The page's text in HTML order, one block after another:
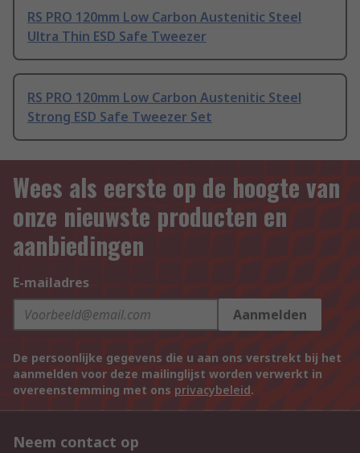
RS PRO 120mm Low Carbon Austenitic Steel
Ultra Thin ESD Safe Tweezer
RS PRO 120mm Low Carbon Austenitic Steel
Strong ESD Safe Tweezer Set
Wees als eerste op de hoogte van
onze nieuwste producten en
aanbiedingen
E-mailadres
Aanmelden
De persoonlijke gegevens die u aan ons verstrekt bij het
aanmelden voor deze mailinglijst worden verwerkt in
overeenstemming met ons privacybeleid.
Neem contact op